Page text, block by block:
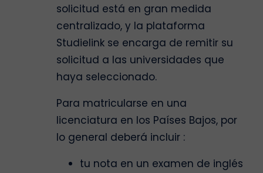
solicitud está en gran medida
centralizado, y la plataforma
Studielink se encarga de remitir su
solicitud a las universidades que
haya seleccionado.
Para matricularse en una
licenciatura en los Países Bajos, por
lo general deberá incluir :
tu nota en un examen de inglés